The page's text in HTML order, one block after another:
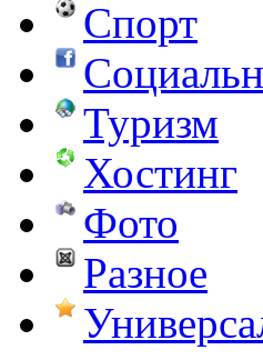
Спорт
Туризм
Хостинг
Фото
Разное